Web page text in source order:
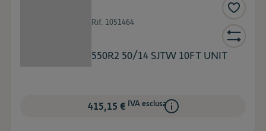
Rif. 1051464
550R2 50/14 SJTW 10FT UNIT
415,15 € IVA esclusa